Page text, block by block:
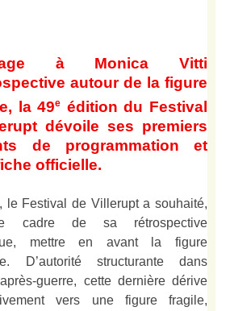
à Monica Vitti
autour de la figure
la 49e édition du Festival
dévoile ses premiers
de programmation et
officielle.
le Festival de Villerupt a souhaité,
cadre de sa rétrospective
mettre en avant la figure
D’autorité structurante dans
guerre, cette dernière dérive
vers une figure fragile,